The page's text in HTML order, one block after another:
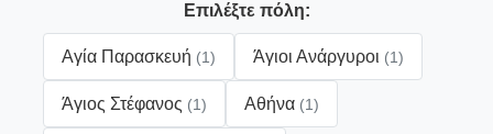
Επιλέξτε πόλη:
Αγία Παρασκευή (1) Άγιοι Ανάργυροι (1)
Άγιος Στέφανος (1) Αθήνα (1)